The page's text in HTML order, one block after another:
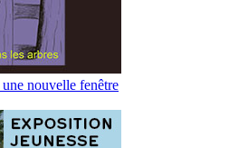
nouvelle fenêtre